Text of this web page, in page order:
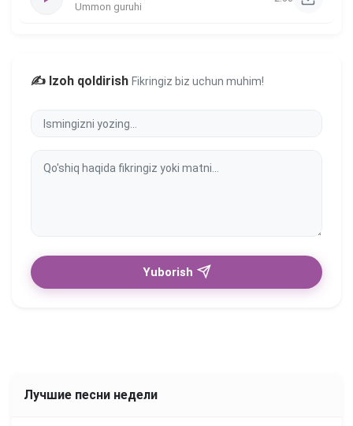
Ummon guruhi
✍️ Izoh qoldirish Fikringiz biz uchun muhim!
Yuborish
Лучшие песни недели